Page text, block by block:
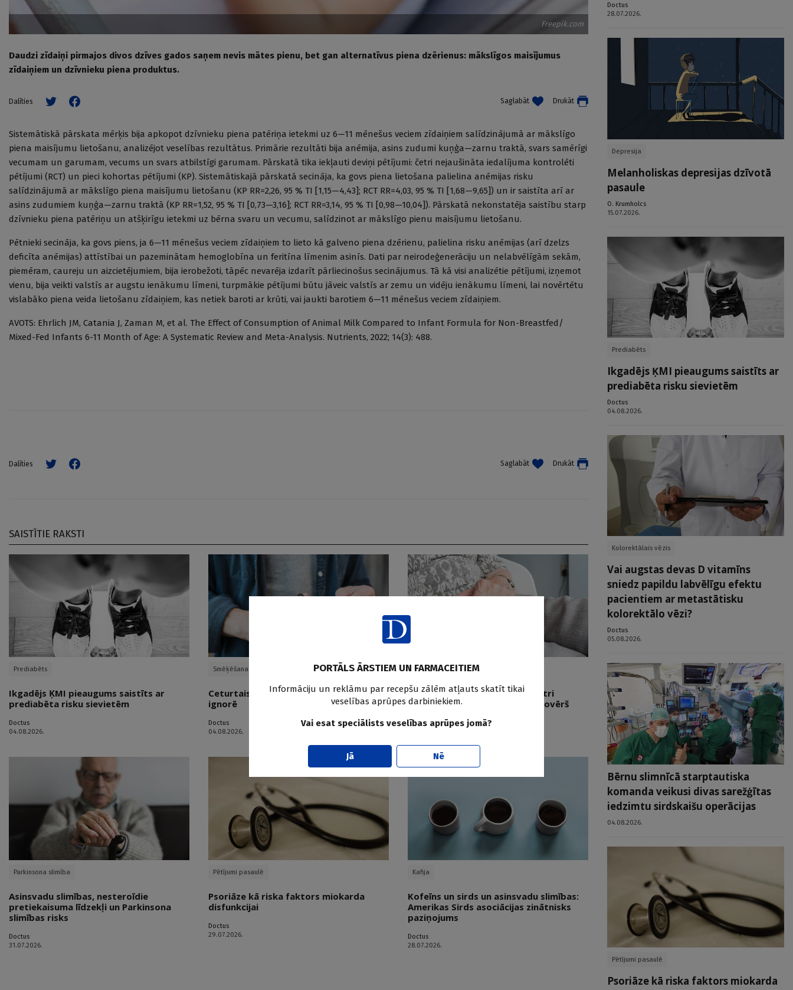
Freepik.com
Daudzi zīdaiņi pirmajos divos dzīves gados saņem nevis mātes pienu, bet gan alternatīvus piena dzērienus: mākslīgos maisījumus
zīdaiņiem un dzīvnieku piena produktus.
Dalīties Saglabāt Drukāt
Sistemātiskā pārskata mērķis bija apkopot dzīvnieku piena patēriņa ietekmi uz 6—11 mēnešus veciem zīdaiņiem salīdzinājumā ar mākslīgo
piena maisījumu lietošanu, analizējot veselības rezultātus. Primārie rezultāti bija anēmija, asins zudumi kuņģa—zarnu traktā, svars samērīgi
vecumam un garumam, vecums un svars atbilstīgi garumam. Pārskatā tika iekļauti deviņi pētījumi: četri nejaušināta iedalījuma kontrolēti
pētījumi (RCT) un pieci kohortas pētījumi (KP). Sistemātiskajā pārskatā secināja, ka govs piena lietošana palielina anēmijas risku
salīdzinājumā ar mākslīgo piena maisījumu lietošanu (KP RR=2,26, 95 % TI [1,15—4,43]; RCT RR=4,03, 95 % TI [1,68—9,65]) un ir saistīta arī ar
asins zudumiem kuņģa—zarnu traktā (KP RR=1,52, 95 % TI [0,73—3,16]; RCT RR=3,14, 95 % TI [0,98—10,04]). Pārskatā nekonstatēja saistību starp
dzīvnieku piena patēriņu un atšķirīgu ietekmi uz bērna svaru un vecumu, salīdzinot ar mākslīgo pienu maisījumu lietošanu.
Pētnieki secināja, ka govs piens, ja 6—11 mēnešus veciem zīdaiņiem to lieto kā galveno piena dzērienu, palielina risku anēmijas (arī dzelzs
deficīta anēmijas) attīstībai un pazeminātam hemoglobīna un feritīna līmenim asinīs. Dati par neirodeģenerāciju un nelabvēlīgām sekām,
piemēram, caureju un aizcietējumiem, bija ierobežoti, tāpēc nevarēja izdarīt pārliecinošus secinājumus. Tā kā visi analizētie pētījumi, izņemot
vienu, bija veikti valstīs ar augstu ienākumu līmeni, turpmākie pētījumi būtu jāveic valstīs ar zemu un vidēju ienākumu līmeni, lai novērtētu
vislabāko piena veida lietošanu zīdaiņiem, kas netiek baroti ar krūti, vai jaukti barotiem 6—11 mēnešus veciem zīdaiņiem.
AVOTS: Ehrlich JM, Catania J, Zaman M, et al. The Effect of Consumption of Animal Milk Compared to Infant Formula for Non-Breastfed/
Mixed-Fed Infants 6-11 Month of Age: A Systematic Review and Meta-Analysis. Nutrients, 2022; 14(3): 488.
Dalīties Saglabāt Drukāt
SAISTĪTIE RAKSTI
Prediabēts
Ikgadējs ĶMI pieaugums saistīts ar
prediabēta risku sievietēm
Doctus
04.08.2026.
Smēķēšana
Ceturtais vēža aprūpes balsts, ko bieži
ignorē
Doctus
04.08.2026.
Pētījumi pasaulē
Augstas efektivitātes gaisa filtri
sociālās aprūpes namos – vai novērš
Parkinsona slimība
Asinsvadu slimības, nesteroīdie
pretiekaisuma līdzekļi un Parkinsona
slimības risks
Doctus
31.07.2026.
Pētījumi pasaulē
Psoriāze kā riska faktors miokarda
disfunkcijai
Doctus
29.07.2026.
Kafija
Kofeīns un sirds un asinsvadu slimības:
Amerikas Sirds asociācijas zinātnisks
paziņojums
Doctus
28.07.2026.
Doctus
28.07.2026.
Depresija
Melanholiskas depresijas dzīvotā
pasaule
O. Krumholcs
15.07.2026.
Prediabēts
Ikgadējs ĶMI pieaugums saistīts ar
prediabēta risku sievietēm
Doctus
04.08.2026.
Kolorektālais vēzis
Vai augstas devas D vitamīns
sniedz papildu labvēlīgu efektu
pacientiem ar metastātisku
kolorektālo vēzi?
Doctus
05.08.2026.
Bērnu slimnīcā starptautiska
komanda veikusi divas sarežģītas
iedzimtu sirdskaišu operācijas
04.08.2026.
Pētījumi pasaulē
Psoriāze kā riska faktors miokarda
PORTĀLS ĀRSTIEM UN FARMACEITIEM
Informāciju un reklāmu par recepšu zālēm atļauts skatīt tikai
veselības aprūpes darbiniekiem.
Vai esat speciālists veselības aprūpes jomā?
Jā Nē